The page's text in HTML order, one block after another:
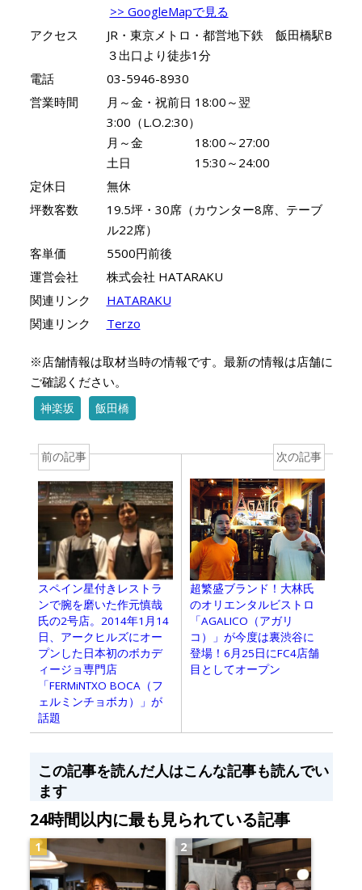
>> GoogleMapで見る
アクセス
JR・東京メトロ・都営地下鉄 飯田橋駅B
３出口より徒歩1分
電話
03-5946-8930
営業時間
月～金・祝前日 18:00～翌
3:00（L.O.2:30）
月～金 18:00～27:00
土日 15:30～24:00
定休日
無休
坪数客数
19.5坪・30席（カウンター8席、テーブ
ル22席）
客単価
5500円前後
運営会社
株式会社 HATARAKU
関連リンク
HATARAKU
関連リンク
Terzo
※店舗情報は取材当時の情報です。最新の情報は店舗に
ご確認ください。
神楽坂 飯田橋
前の記事
スペイン星付きレストラ
ンで腕を磨いた作元慎哉
氏の2号店。2014年1月14
日、アークヒルズにオー
プンした日本初のボカデ
ィージョ専門店
「FERMiNTXO BOCA（フ
ェルミンチョボカ）」が
話題
次の記事
超繁盛ブランド！大林氏
のオリエンタルビストロ
「AGALICO（アガリ
コ）」が今度は裏渋谷に
登場！6月25日にFC4店舗
目としてオープン
この記事を読んだ人はこんな記事も読んでい
ます
24時間以内に最も見られている記事